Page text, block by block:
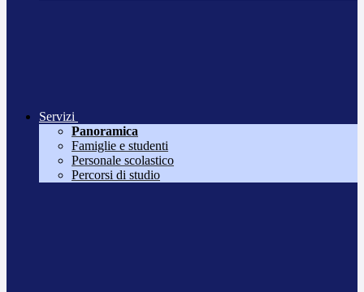
Servizi
Panoramica
Famiglie e studenti
Personale scolastico
Percorsi di studio